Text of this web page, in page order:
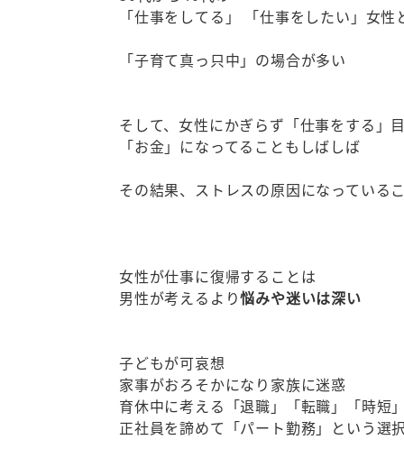
「仕事をしてる」 「仕事をしたい」女性
「子育て真っ只中」の場合が多い
そして、女性にかぎらず「仕事をする」
「お金」になってることもしばしば
その結果、ストレスの原因になっているこ
女性が仕事に復帰することは
男性が考えるより悩みや迷いは深い
子どもが可哀想
家事がおろそかになり家族に迷惑
育休中に考える「退職」「転職」「時短」
正社員を諦めて「パート勤務」という選